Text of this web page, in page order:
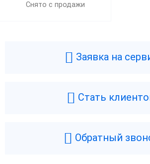
Снято с продажи
Заявка на
Стать
Обратный